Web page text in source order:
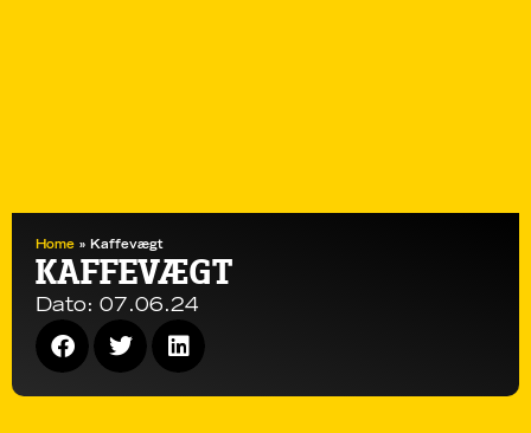
Home » Kaffevægt
KAFFEVÆGT
Dato: 07.06.24